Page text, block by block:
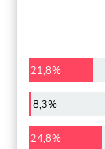
21,8%
8,3%
24,8%